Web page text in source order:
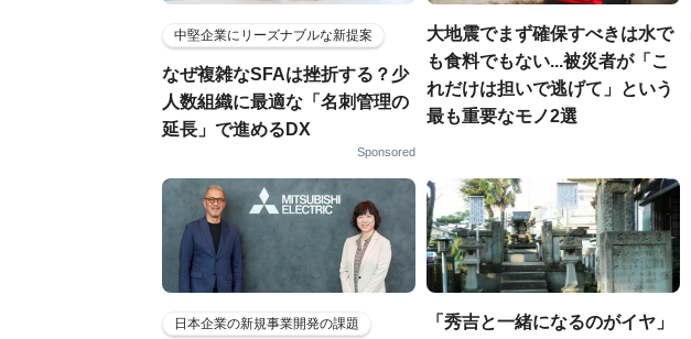
中堅企業にリーズナブルな新提案
なぜ複雑なSFAは挫折する？少
人数組織に最適な「名刺管理の
延長」で進めるDX
Sponsored
大地震でまず確保すべきは水で
も食料でもない...被災者が「こ
れだけは担いで逃げて」という
最も重要なモノ2選
日本企業の新規事業開発の課題
「秀吉と一緒になるのがイヤ」